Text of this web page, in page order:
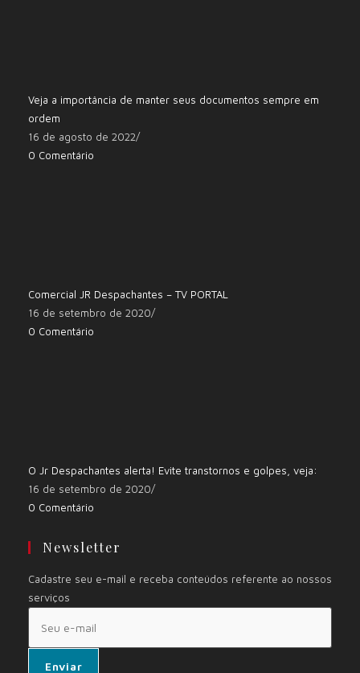
Veja a importância de manter seus documentos sempre em
ordem
16 de agosto de 2022/
0 Comentário
Comercial JR Despachantes – TV PORTAL
16 de setembro de 2020/
0 Comentário
O Jr Despachantes alerta! Evite transtornos e golpes, veja:
16 de setembro de 2020/
0 Comentário
Newsletter
Cadastre seu e-mail e receba conteúdos referente ao nossos
serviços
Enviar